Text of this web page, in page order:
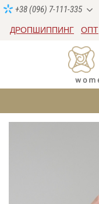
+38 (096) 7-111-335
ДРОПШИППИНГ ОПТ